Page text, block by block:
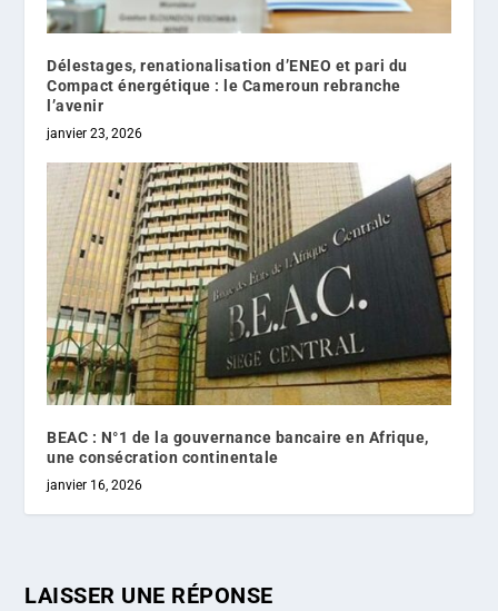
Délestages, renationalisation d’ENEO et pari du
Compact énergétique : le Cameroun rebranche
l’avenir
janvier 23, 2026
BEAC : N°1 de la gouvernance bancaire en Afrique,
une consécration continentale
janvier 16, 2026
LAISSER UNE RÉPONSE